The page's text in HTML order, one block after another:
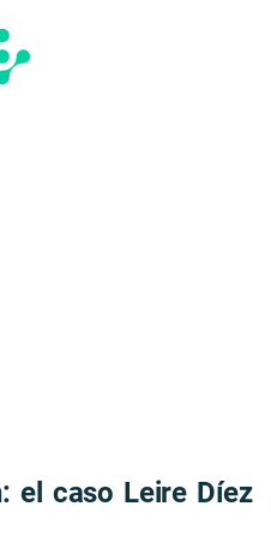
el caso Leire Díez